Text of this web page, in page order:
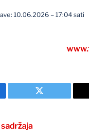
10.06.2026 – 17:04 sati
Twitter